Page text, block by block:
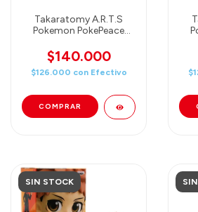
Takaratomy A.R.T.S
Pokemon PokePeace
in the Living Room,
5.5inch
$140.000
$126.000 con Efectivo
SIN STOCK